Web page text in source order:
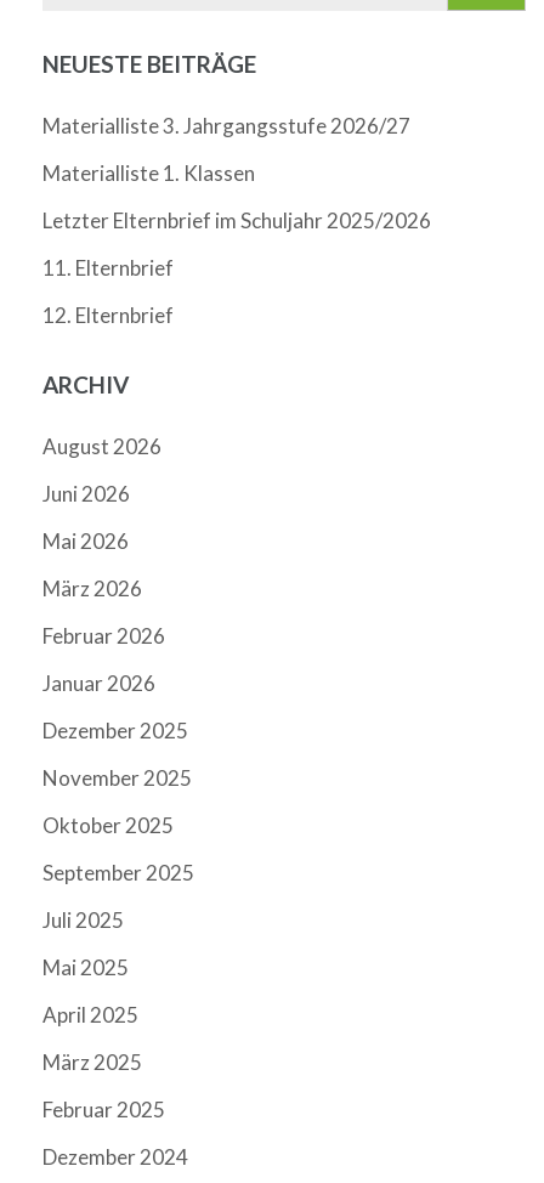
NEUESTE BEITRÄGE
Materialliste 3. Jahrgangsstufe 2026/27
Materialliste 1. Klassen
Letzter Elternbrief im Schuljahr 2025/2026
11. Elternbrief
12. Elternbrief
ARCHIV
August 2026
Juni 2026
Mai 2026
März 2026
Februar 2026
Januar 2026
Dezember 2025
November 2025
Oktober 2025
September 2025
Juli 2025
Mai 2025
April 2025
März 2025
Februar 2025
Dezember 2024